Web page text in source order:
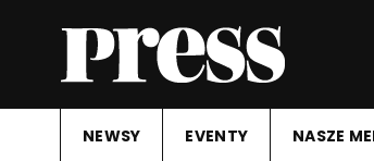
NEWSY EVENTY NASZE